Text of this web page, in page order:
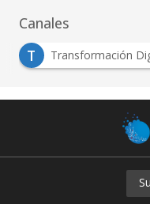
Canales
T
Transformación